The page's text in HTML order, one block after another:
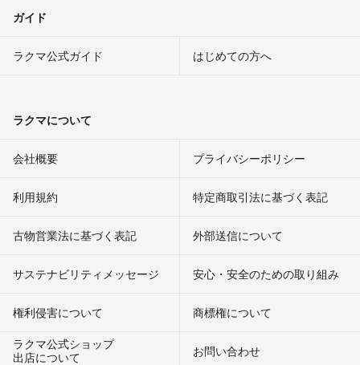
ガイド
ラクマ公式ガイド はじめての方へ
ラクマについて
会社概要 プライバシーポリシー
利用規約 特定商取引法に基づく表記
古物営業法に基づく表記 外部送信について
サステナビリティメッセージ 安心・安全のための取り組み
権利侵害について
商標権について
ラクマ公式ショップ
出店について
お問い合わせ